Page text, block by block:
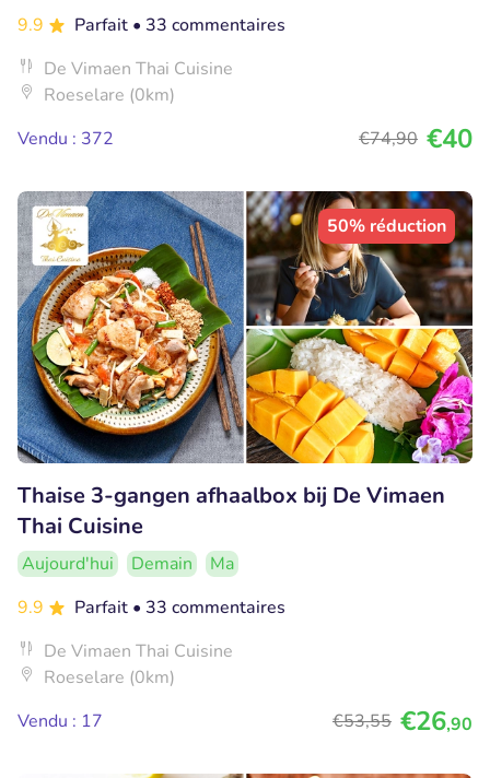
9.9
Parfait • 33 commentaires
De Vimaen Thai Cuisine
Roeselare (0km)
Vendu : 372
€74,90 €40
50% réduction
Thaise 3-gangen afhaalbox bij De Vimaen
Thai Cuisine
Aujourd'hui Demain
Ma
9.9
Parfait • 33 commentaires
De Vimaen Thai Cuisine
Roeselare (0km)
Vendu : 17
€53,55 €26,90